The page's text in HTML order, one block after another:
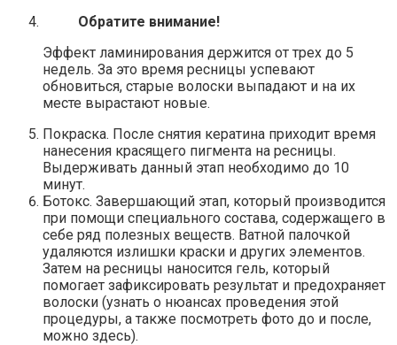
Обратите внимание!
Эффект ламинирования держится от трех до 5
недель. За это время ресницы успевают
обновиться, старые волоски выпадают и на их
месте вырастают новые.
Покраска. После снятия кератина приходит время
нанесения красящего пигмента на ресницы.
Выдерживать данный этап необходимо до 10
минут.
Ботокс. Завершающий этап, который производится
при помощи специального состава, содержащего в
себе ряд полезных веществ. Ватной палочкой
удаляются излишки краски и других элементов.
Затем на ресницы наносится гель, который
помогает зафиксировать результат и предохраняет
волоски (узнать о нюансах проведения этой
процедуры, а также посмотреть фото до и после,
можно здесь).